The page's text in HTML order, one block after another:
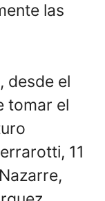
las
desde el
tomar el
11